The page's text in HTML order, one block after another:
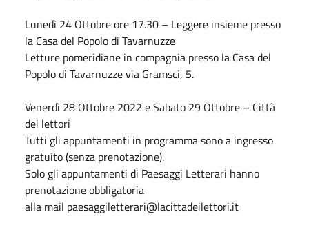
Lunedì 24 Ottobreore 17.30 – Leggere insieme presso
la Casa del Popolo di Tavarnuzze
Letture pomeridiane in compagnia presso la Casa del
Popolo di Tavarnuzze via Gramsci, 5.
Venerdì 28 Ottobre 2022 eSabato 29 Ottobre – Città
dei lettori
Tutti gli appuntamenti in programma sono a ingresso
gratuito (senza prenotazione).
Solo gli appuntamenti di Paesaggi Letterari hanno
prenotazione obbligatoria
alla mail paesaggiletterari@lacittadeilettori.it